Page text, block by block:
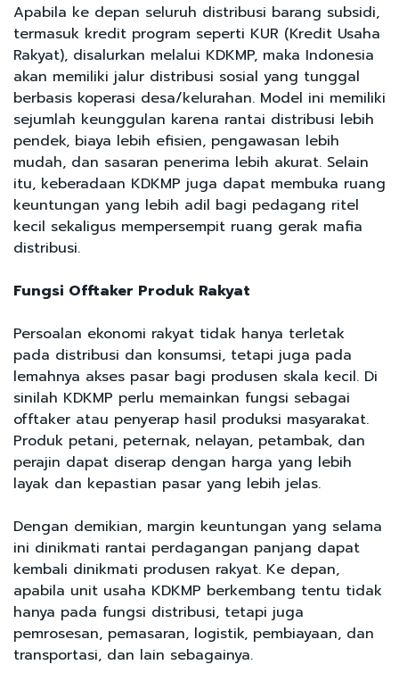
Apabila ke depan seluruh distribusi barang subsidi,
termasuk kredit program seperti KUR (Kredit Usaha
Rakyat), disalurkan melalui KDKMP, maka Indonesia
akan memiliki jalur distribusi sosial yang tunggal
berbasis koperasi desa/kelurahan. Model ini memiliki
sejumlah keunggulan karena rantai distribusi lebih
pendek, biaya lebih efisien, pengawasan lebih
mudah, dan sasaran penerima lebih akurat. Selain
itu, keberadaan KDKMP juga dapat membuka ruang
keuntungan yang lebih adil bagi pedagang ritel
kecil sekaligus mempersempit ruang gerak mafia
distribusi.
Fungsi Offtaker Produk Rakyat
Persoalan ekonomi rakyat tidak hanya terletak
pada distribusi dan konsumsi, tetapi juga pada
lemahnya akses pasar bagi produsen skala kecil. Di
sinilah KDKMP perlu memainkan fungsi sebagai
offtaker atau penyerap hasil produksi masyarakat.
Produk petani, peternak, nelayan, petambak, dan
perajin dapat diserap dengan harga yang lebih
layak dan kepastian pasar yang lebih jelas.
Dengan demikian, margin keuntungan yang selama
ini dinikmati rantai perdagangan panjang dapat
kembali dinikmati produsen rakyat. Ke depan,
apabila unit usaha KDKMP berkembang tentu tidak
hanya pada fungsi distribusi, tetapi juga
pemrosesan, pemasaran, logistik, pembiayaan, dan
transportasi, dan lain sebagainya.